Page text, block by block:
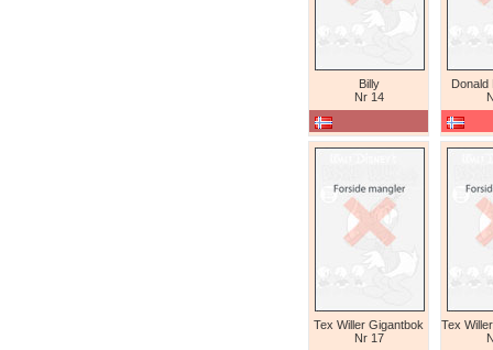
Billy
Nr 14
Donald
Tex Willer Gigantbok
Nr 17